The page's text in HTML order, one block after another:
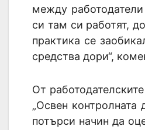
между
си там си работят,
практика се
средства дори“,
От
„Освен
потърси начин да